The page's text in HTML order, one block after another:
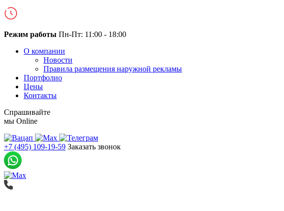
Режим работы Пн-Пт: 11:00 - 18:00
О компании
Новости
Правила размещения наружной рекламы
Портфолио
Цены
Контакты
Спрашивайте
мы Online
+7 (495) 109-19-59 Заказать звонок